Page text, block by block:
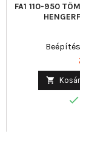
FA1 110-950
Beépítési
Ár2
 Kosárba
